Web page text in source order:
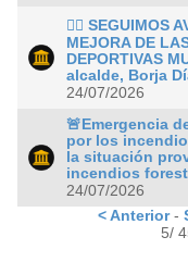
🏊‍♂️ SEGUIMOS
MEJORA DE
DEPORTIVAS
alcalde, Borja
24/07/2026
🚨Emergencia
por los
la situación
incendios
24/07/2026
< Anterior-
5/